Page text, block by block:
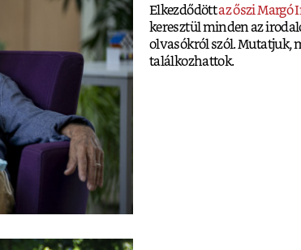
Elkezdődöttaz őszi Margó
keresztül minden az
olvasókról szól. Mutatjuk,
találkozhattok.